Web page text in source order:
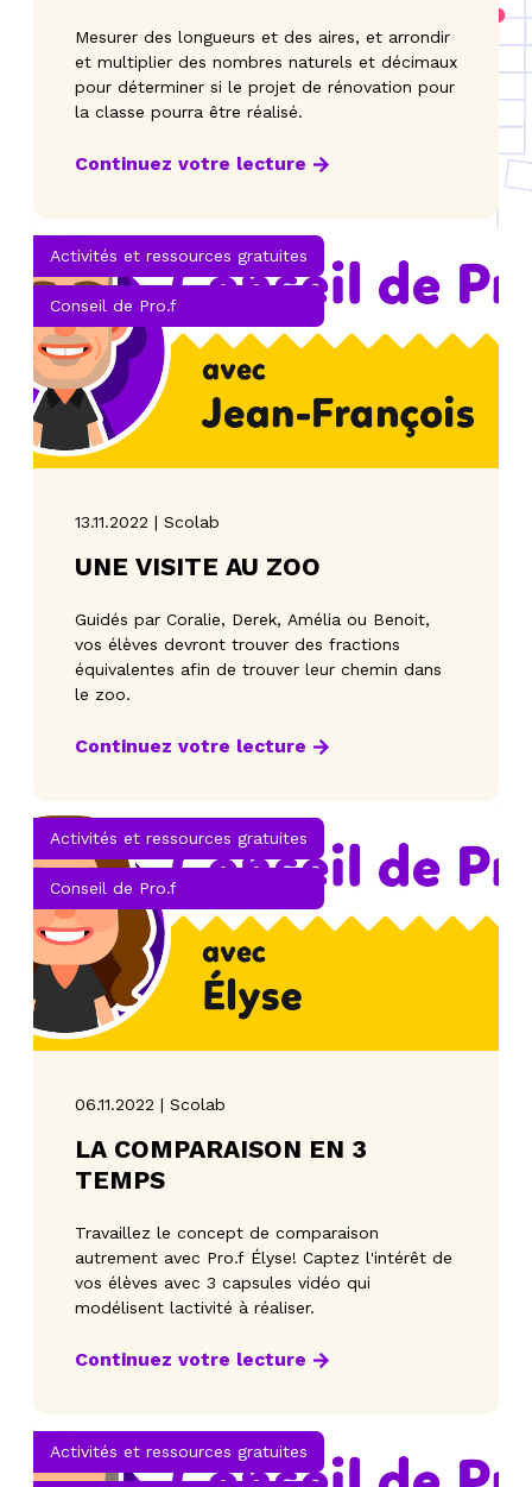
Mesurer des longueurs et des aires, et arrondir
et multiplier des nombres naturels et décimaux
pour déterminer si le projet de rénovation pour
la classe pourra être réalisé.
Continuez votre lecture
Activités et ressources gratuites
Conseil de Pro.f
13.11.2022 | Scolab
UNE VISITE AU ZOO
Guidés par Coralie, Derek, Amélia ou Benoit,
vos élèves devront trouver des fractions
équivalentes afin de trouver leur chemin dans
le zoo.
Continuez votre lecture
Activités et ressources gratuites
Conseil de Pro.f
06.11.2022 | Scolab
LA COMPARAISON EN 3
TEMPS
Travaillez le concept de comparaison
autrement avec Pro.f Élyse! Captez l'intérêt de
vos élèves avec 3 capsules vidéo qui
modélisent lactivité à réaliser.
Continuez votre lecture
Activités et ressources gratuites